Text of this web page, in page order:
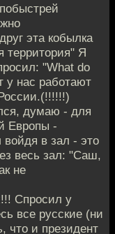
эта кобылка
территория" Я
"What do
у нас работают
думаю - для
Европы -
в зал - это
весь зал: "Саш,
не
Спросил у
все русские (ни
что и президент